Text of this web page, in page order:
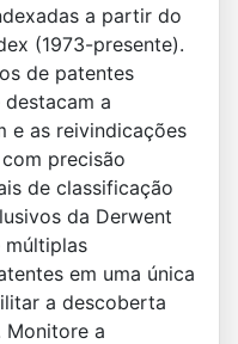
a partir do
(1973-presente).
de patentes
a
e as reivindicações
precisão
de classificação
da Derwent
múltiplas
em uma única
a descoberta
Monitore a